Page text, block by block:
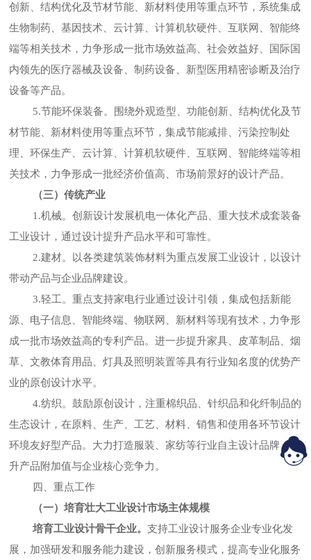
创新、结构优化及节材节能、新材料使用等重点环节，系统集成
生物制药、基因技术、云计算、计算机软硬件、互联网、智能终
端等相关技术，力争形成一批市场效益高、社会效益好、国际国
内领先的医疗器械及设备、制药设备、新型医用精密诊断及治疗
设备等产品。
5.节能环保装备。围绕外观造型、功能创新、结构优化及节
材节能、新材料使用等重点环节，集成节能减排、污染控制处
理、环保生产、云计算、计算机软硬件、互联网、智能终端等相
关技术，力争形成一批经济价值高、市场前景好的设计产品。
（三）传统产业
1.机械。创新设计发展机电一体化产品、重大技术成套装备
工业设计，通过设计提升产品水平和可靠性。
2.建材。以各类建筑装饰材料为重点发展工业设计，以设计
带动产品与企业品牌建设。
3.轻工。重点支持家电行业通过设计引领，集成包括新能
源、电子信息、智能终端、物联网、新材料等现有技术，力争形
成一批市场效益高的专利产品。进一步提升家具、皮革制品、烟
草、文教体育用品、灯具及照明装置等具有行业知名度的优势产
业的原创设计水平。
4.纺织。鼓励原创设计，注重棉织品、针织品和化纤制品的
生态设计，在原料、生产、工艺、材料、销售和使用各环节设计
环境友好型产品。大力打造服装、家纺等行业自主设计品牌，提
升产品附加值与企业核心竞争力。
四、重点工作
（一）培育壮大工业设计市场主体规模
培育工业设计骨干企业。支持工业设计服务企业专业化发
展，加强研发和服务能力建设，创新服务模式，提高专业化服务